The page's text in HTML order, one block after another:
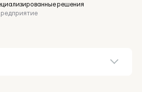
решения